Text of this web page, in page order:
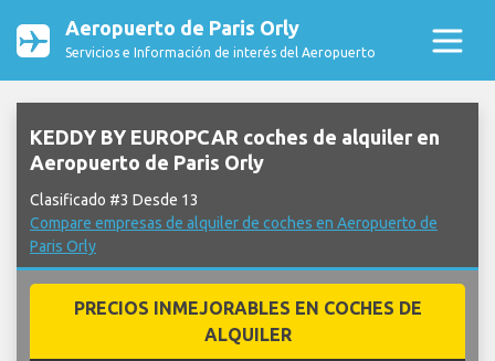
Aeropuerto de Paris Orly
Servicios e Información de interés del Aeropuerto
KEDDY BY EUROPCAR coches de alquiler en
Aeropuerto de Paris Orly
Clasificado #3 Desde 13
Compare empresas de alquiler de coches en Aeropuerto de
Paris Orly
PRECIOS INMEJORABLES EN COCHES DE
ALQUILER